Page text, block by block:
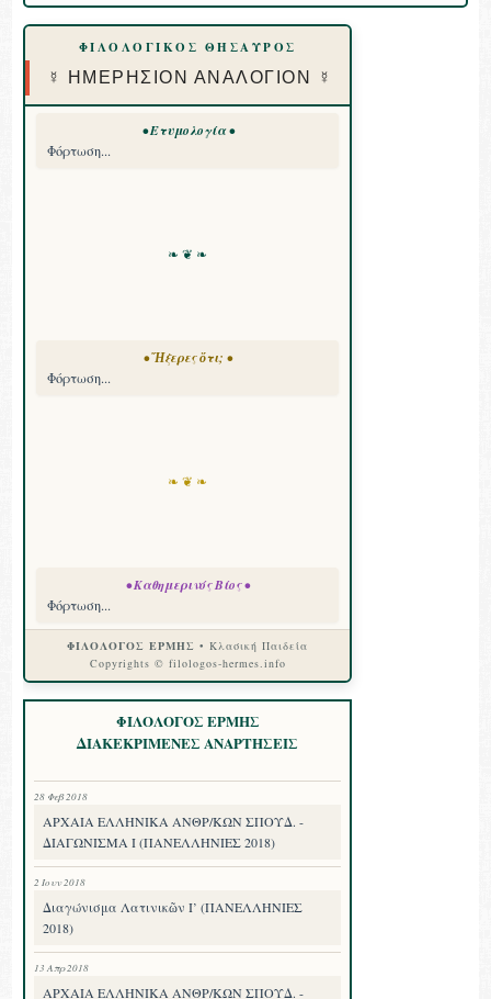
ΦΙΛΟΛΟΓΙΚΟΣ ΘΗΣΑΥΡΟΣ
☿ ΗΜΕΡΗΣΙΟΝ ΑΝΑΛΟΓΙΟΝ ☿
• Ετυμολογία •
Φόρτωση...
❧ ❦ ❧
• Ἤξερες ὅτι; •
Φόρτωση...
❧ ❦ ❧
• Καθημερινός Βίος •
Φόρτωση...
ΦΙΛΟΛΟΓΟΣ ΕΡΜΗΣ • Κλασική Παιδεία
Copyrights © filologos-hermes.info
ΦΙΛΟΛΟΓΟΣ ΕΡΜΗΣ
ΔΙΑΚΕΚΡΙΜΕΝΕΣ ΑΝΑΡΤΗΣΕΙΣ
28 Φεβ 2018
ΑΡΧΑΙΑ ΕΛΛΗΝΙΚΑ ΑΝΘΡ/ΚΩΝ ΣΠΟΥΔ. -
ΔΙΑΓΩΝΙΣΜΑ I (ΠΑΝΕΛΛΗΝΙΕΣ 2018)
2 Ιουν 2018
Διαγώνισμα Λατινικῶν Ι’ (ΠΑΝΕΛΛΗΝΙΕΣ
2018)
13 Απρ 2018
ΑΡΧΑΙΑ ΕΛΛΗΝΙΚΑ ΑΝΘΡ/ΚΩΝ ΣΠΟΥΔ. -